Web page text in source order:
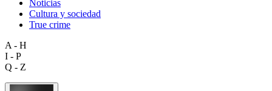
Noticias
Cultura y sociedad
True crime
A - H
I - P
Q - Z